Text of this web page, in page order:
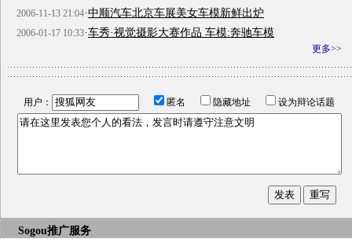
2006-11-13 21:04·中顺汽车北京车展美女车模新鲜出炉
2006-01-17 10:33·车秀·视觉摄影大赛作品 车模:奔驰车模
更多>>
用户： 匿名 隐藏地址 设为辩论话题
Sogou推广服务